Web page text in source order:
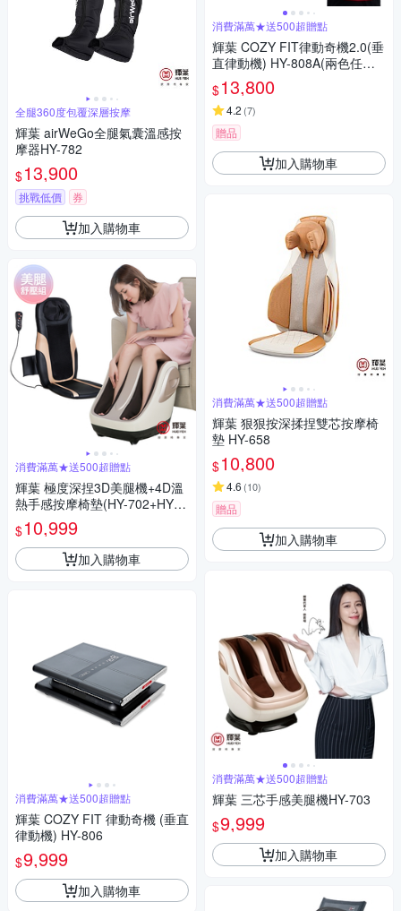
全腿360度包覆深層按摩
輝葉 airWeGo全腿氣囊溫感按
摩器HY-782
$13,900
挑戰低價 券
加入購物車
消費滿萬★送500超贈點
輝葉 極度深捏3D美腿機+4D溫
熱手感按摩椅墊(HY-702+HY-6
33)
$10,999
加入購物車
消費滿萬★送500超贈點
輝葉 COZY FIT 律動奇機 (垂直
律動機) HY-806
$9,999
加入購物車
消費滿萬★送500超贈點
輝葉 COZY FIT律動奇機2.0(垂
直律動機) HY-808A(兩色任選)
重力黑/引力白
$13,800
4.2 (7)
贈品
加入購物車
消費滿萬★送500超贈點
輝葉 狠狠按深揉捏雙芯按摩椅
墊 HY-658
$10,800
4.6 (10)
贈品
加入購物車
消費滿萬★送500超贈點
輝葉 三芯手感美腿機HY-703
$9,999
加入購物車